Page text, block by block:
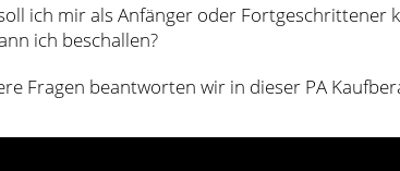
ich mir als Anfänger oder Fortgeschrittener
ich beschallen?
Fragen beantworten wir in dieser PA